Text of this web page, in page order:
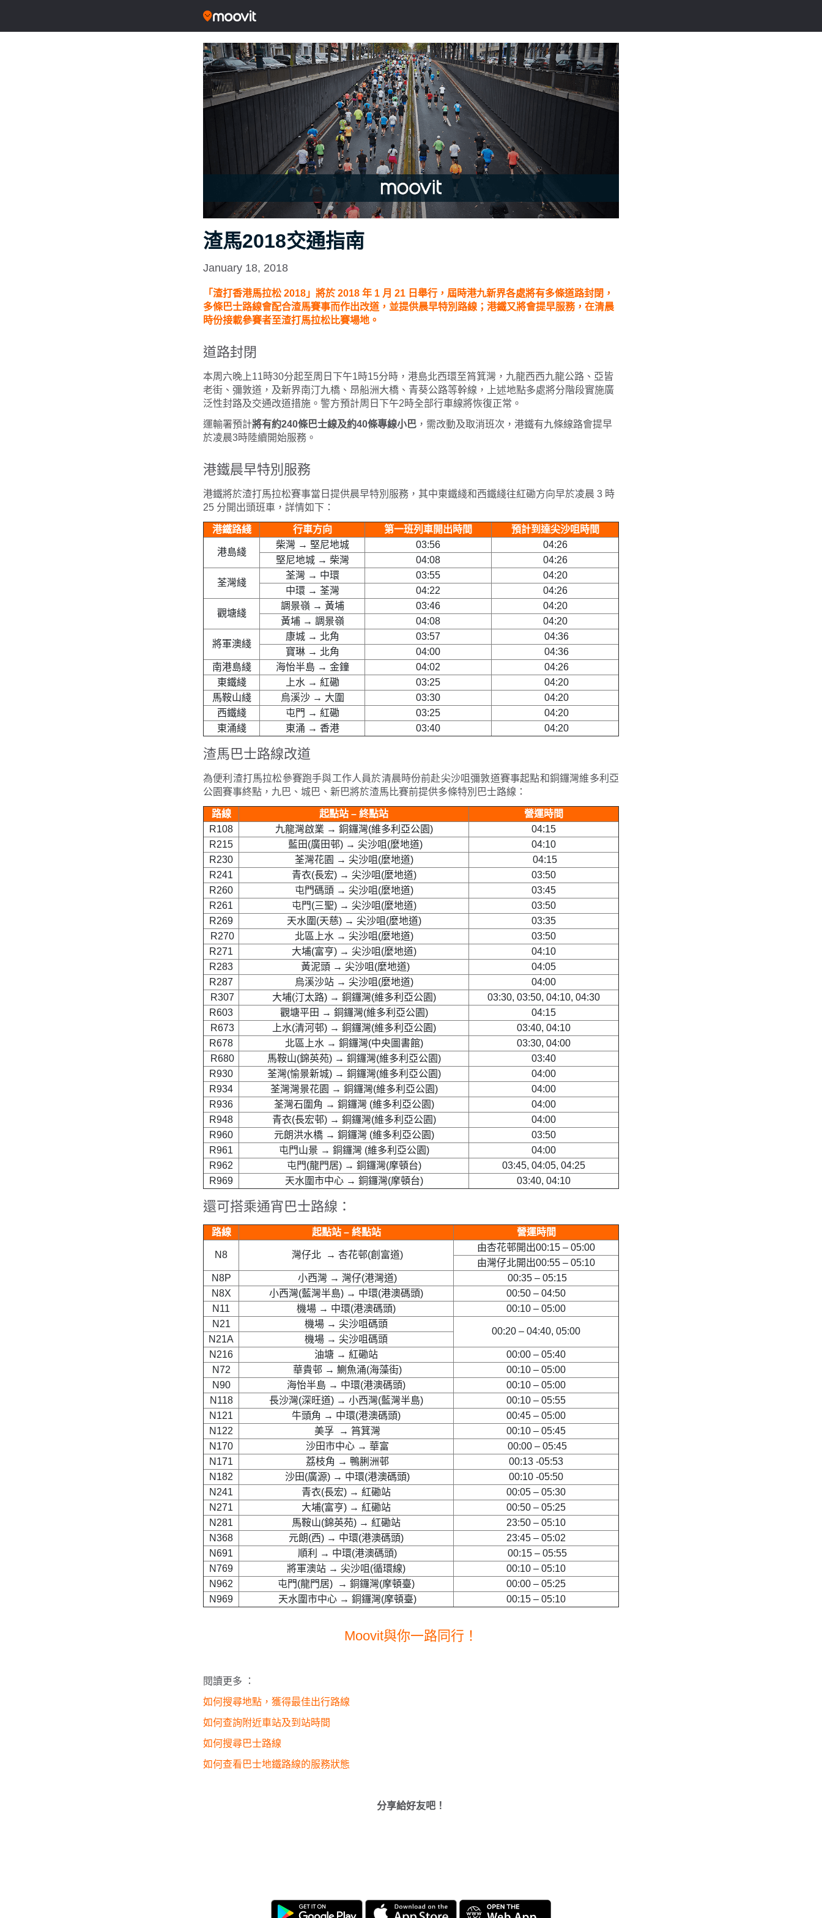
渣馬2018交通指南
January 18, 2018
「渣打香港馬拉松 2018」將於 2018 年 1 月 21 日舉行，屆時港九新界各處將有多條道路封閉，
多條巴士路線會配合渣馬賽事而作出改道，並提供晨早特別路線；港鐵又將會提早服務，在清晨
時份接載參賽者至渣打馬拉松比賽場地。
道路封閉
本周六晚上11時30分起至周日下午1時15分時，港島北西環至筲箕灣，九龍西西九龍公路、亞皆
老街、彌敦道，及新界南汀九橋、昂船洲大橋、青葵公路等幹線，上述地點多處將分階段實施廣
泛性封路及交通改道措施。警方預計周日下午2時全部行車線將恢復正常。
運輸署預計將有約240條巴士線及約40條專線小巴 ，需改動及取消班次，港鐵有九條線路會提早
於凌晨3時陸續開始服務。
港鐵晨早特別服務
港鐵將於渣打馬拉松賽事當日提供晨早特別服務，其中東鐵綫和西鐵綫往紅磡方向早於凌晨 3 時
25 分開出頭班車，詳情如下：
港鐵路綫 行車方向 第一班列車開出時間 預計到達尖沙咀時間
港島綫
柴灣 → 堅尼地城 03:56
04:26
堅尼地城 → 柴灣
04:08 04:26
荃灣綫
荃灣 → 中環 03:55
04:20
中環 → 荃灣
04:22 04:26
觀塘綫
調景嶺 → 黃埔 03:46
04:20
黃埔 → 調景嶺
04:08 04:20
將軍澳綫
康城 → 北角 03:57
04:36
寶琳 → 北角
04:00
04:36
南港島綫
海怡半島 → 金鐘 04:02
04:26
東鐵綫
上水 → 紅磡 03:25
04:20
馬鞍山綫
烏溪沙 → 大圍 03:30
04:20
西鐵綫
屯門 → 紅磡 03:25
04:20
東涌綫
東涌 → 香港 03:40 04:20
渣馬巴士路線改道
為便利渣打馬拉松參賽跑手與工作人員於清晨時份前赴尖沙咀彌敦道賽事起點和銅鑼灣維多利亞
公園賽事終點，九巴、城巴、新巴將於渣馬比賽前提供多條特別巴士路線：
路線 起點站 – 終點站
營運時間
R108
九龍灣啟業 → 銅鑼灣(維多利亞公園)
04:15
R215
藍田(廣田邨) → 尖沙咀(麼地道)
04:10
R230
荃灣花園 → 尖沙咀(麼地道)
04:15
R241
青衣(長宏) → 尖沙咀(麼地道)
03:50
R260
屯門碼頭 → 尖沙咀(麼地道)
03:45
R261
屯門(三聖) → 尖沙咀(麼地道)
03:50
R269
天水圍(天慈) → 尖沙咀(麼地道)
03:35
R270
北區上水 → 尖沙咀(麼地道)
03:50
R271
大埔(富亨) → 尖沙咀(麼地道)
04:10
R283
黃泥頭 → 尖沙咀(麼地道)
04:05
R287
烏溪沙站 → 尖沙咀(麼地道)
04:00
R307
大埔(汀太路) → 銅鑼灣(維多利亞公園)
03:30, 03:50, 04:10, 04:30
R603
觀塘平田 → 銅鑼灣(維多利亞公園)
04:15
R673
上水(清河邨) → 銅鑼灣(維多利亞公園)
03:40, 04:10
R678
北區上水 → 銅鑼灣(中央圖書館)
03:30, 04:00
R680
馬鞍山(錦英苑) → 銅鑼灣(維多利亞公園)
03:40
R930
荃灣(愉景新城) → 銅鑼灣(維多利亞公園)
04:00
R934
荃灣灣景花園 → 銅鑼灣(維多利亞公園)
04:00
R936
荃灣石圍角 → 銅鑼灣 (維多利亞公園)
04:00
R948
青衣(長宏邨) → 銅鑼灣(維多利亞公園)
04:00
R960
元朗洪水橋 → 銅鑼灣 (維多利亞公園)
03:50
R961
屯門山景 → 銅鑼灣 (維多利亞公園)
04:00
R962
屯門(龍門居) → 銅鑼灣(摩頓台)
03:45, 04:05, 04:25
R969
天水圍市中心 → 銅鑼灣(摩頓台) 03:40, 04:10
還可搭乘通宵巴士路線：
路線 起點站 – 終點站 營運時間
N8 灣仔北 → 杏花邨(創富道)
由杏花邨開出00:15 – 05:00
由灣仔北開出00:55 – 05:10
N8P
小西灣 → 灣仔(港灣道)
00:35 – 05:15
N8X
小西灣(藍灣半島) → 中環(港澳碼頭)
00:50 – 04:50
N11
機場 → 中環(港澳碼頭)
00:10 – 05:00
N21
機場 → 尖沙咀碼頭
00:20 – 04:40, 05:00
N21A
機場 → 尖沙咀碼頭
N216
油塘 → 紅磡站
00:00 – 05:40
N72
華貴邨 → 鰂魚涌(海藻街)
00:10 – 05:00
N90
海怡半島 → 中環(港澳碼頭)
00:10 – 05:00
N118
長沙灣(深旺道) → 小西灣(藍灣半島)
00:10 – 05:55
N121
牛頭角 → 中環(港澳碼頭)
00:45 – 05:00
N122
美孚 → 筲箕灣
00:10 – 05:45
N170
沙田市中心 → 華富
00:00 – 05:45
N171
荔枝角 → 鴨脷洲邨
00:13 -05:53
N182
沙田(廣源) → 中環(港澳碼頭)
00:10 -05:50
N241
青衣(長宏) → 紅磡站
00:05 – 05:30
N271
大埔(富亨) → 紅磡站
00:50 – 05:25
N281
馬鞍山(錦英苑) → 紅磡站
23:50 – 05:10
N368
元朗(西) → 中環(港澳碼頭)
23:45 – 05:02
N691
順利 → 中環(港澳碼頭)
00:15 – 05:55
N769
將軍澳站 → 尖沙咀(循環線)
00:10 – 05:10
N962
屯門(龍門居) → 銅鑼灣(摩頓臺)
00:00 – 05:25
N969
天水圍市中心 → 銅鑼灣(摩頓臺) 00:15 – 05:10
Moovit與你一路同行！
閱讀更多 ：
如何搜尋地點，獲得最佳出行路線
如何查詢附近車站及到站時間
如何搜尋巴士路線
如何查看巴士地鐵路線的服務狀態
分享給好友吧！